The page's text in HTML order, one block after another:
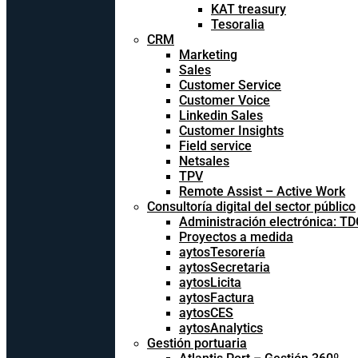
KAT treasury
Tesoralia
CRM
Marketing
Sales
Customer Service
Customer Voice
Linkedin Sales
Customer Insights
Field service
Netsales
TPV
Remote Assist – Active Work
Consultoría digital del sector público
Administración electrónica:
Proyectos a medida
aytosTesorería
aytosSecretaria
aytosLicita
aytosFactura
aytosCES
aytosAnalytics
Gestión portuaria